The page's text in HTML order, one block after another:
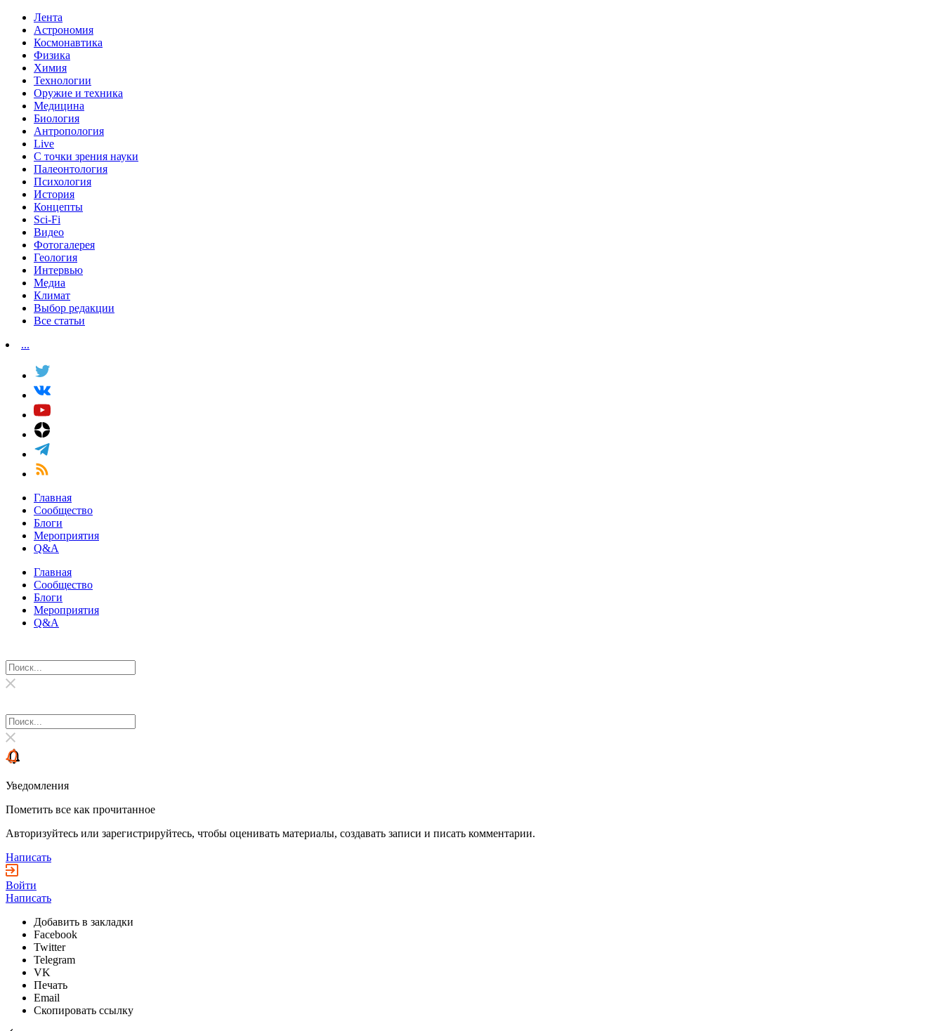
Лента
Астрономия
Космонавтика
Физика
Химия
Технологии
Оружие и техника
Медицина
Биология
Антропология
Live
С точки зрения науки
Палеонтология
Психология
История
Концепты
Sci-Fi
Видео
Фотогалерея
Геология
Интервью
Медиа
Климат
Выбор редакции
Все статьи
...
Главная
Сообщество
Блоги
Мероприятия
Q&A
Главная
Сообщество
Блоги
Мероприятия
Q&A
Уведомления
Пометить все как прочитанное
Авторизуйтесь или зарегистрируйтесь, чтобы оценивать материалы, создавать записи и писать комментарии.
Написать
Войти
Написать
Добавить в закладки
Facebook
Twitter
Telegram
VK
Печать
Email
Скопировать ссылку